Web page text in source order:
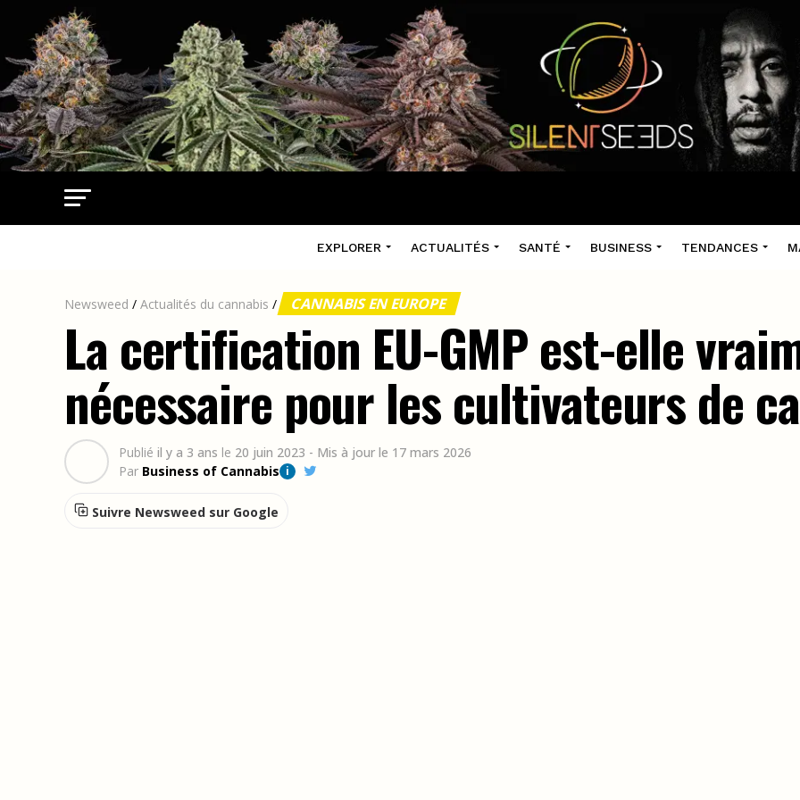
EXPLORER ACTUALITÉS SANTÉ BUSINESS TENDANCES
Newsweed / Actualités du cannabis / CANNABIS EN EUROPE
La certification EU-GMP est-elle
nécessaire pour les cultivateurs de
Publié il y a 3 ans le 20 juin 2023 - Mis à jour le 17 mars 2026
Par Business of Cannabis i
Suivre Newsweed sur Google